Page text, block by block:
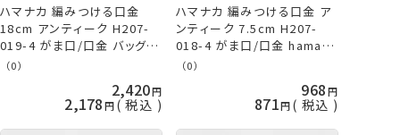
ハマナカ 編みつける口金
18cm アンティーク H207-
019-4 がま口/口金 バッグ
（0）
2,420
2,178 税込
ハマナカ 編みつける口金 ア
ンティーク 7.5cm H207-
018-4 がま口/口金 hama ネ
コポス可
（0）
968
871 税込